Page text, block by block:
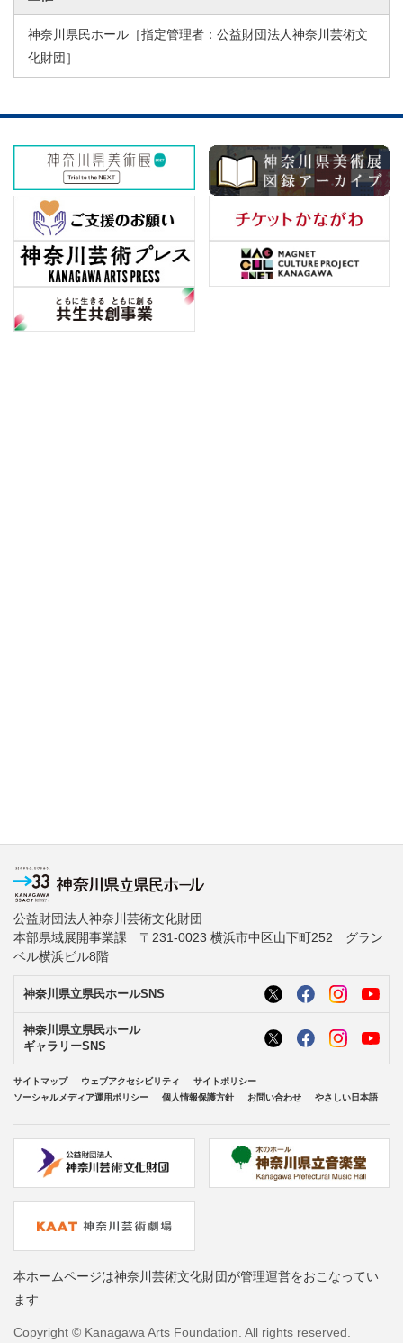
神奈川県民ホール［指定管理者：公益財団法人神奈川芸術文
化財団］
公益財団法人神奈川芸術文化財団
本部県域展開事業課 〒231-0023 横浜市中区山下町252 グラン
ベル横浜ビル8階
神奈川県立県民ホールSNS
神奈川県立県民ホール
ギャラリーSNS
サイトマップ ウェブアクセシビリティ
サイトポリシー
ソーシャルメディア運用ポリシー
個人情報保護方針 お問い合わせ やさしい日本語
本ホームページは神奈川芸術文化財団が管理運営をおこなってい
ます
Copyright © Kanagawa Arts Foundation. All rights reserved.